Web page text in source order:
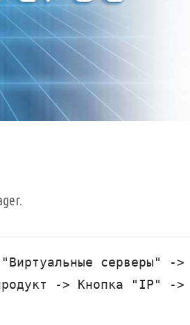
серверы" ->
-> Кнопка "IP" ->